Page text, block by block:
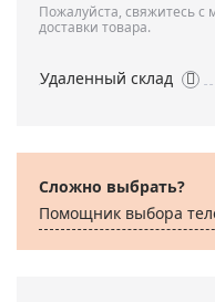
Пожалуйста, свяжитесь с
доставки товара.
Удаленный склад
Сложно выбрать?
Помощник выбора